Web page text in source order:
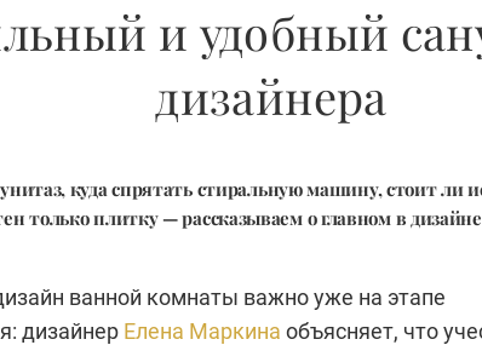
и удобный
дизайнера
куда спрятать стиральную машину, стоит ли
только плитку — рассказываем о главном в
ванной комнаты важно уже на этапе
дизайнер Елена Маркина объясняет, что